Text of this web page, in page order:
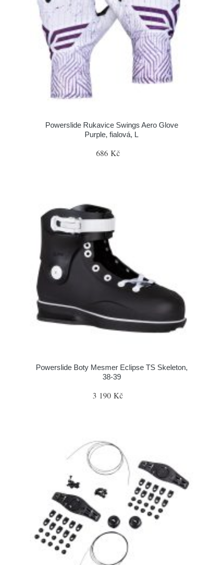
Powerslide Rukavice Swings Aero Glove
Purple, fialová, L
686 Kč
Powerslide Boty Mesmer Eclipse TS Skeleton,
38-39
3 190 Kč